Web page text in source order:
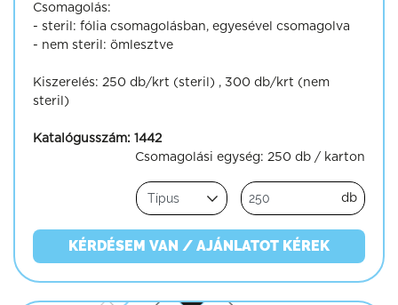
Csomagolás:
- steril: fólia csomagolásban, egyesével csomagolva
- nem steril: ömlesztve
Kiszerelés: 250 db/krt (steril) , 300 db/krt (nem
steril)
Katalógusszám: 1442
Csomagolási egység: 250 db / karton
db
KÉRDÉSEM VAN / AJÁNLATOT KÉREK